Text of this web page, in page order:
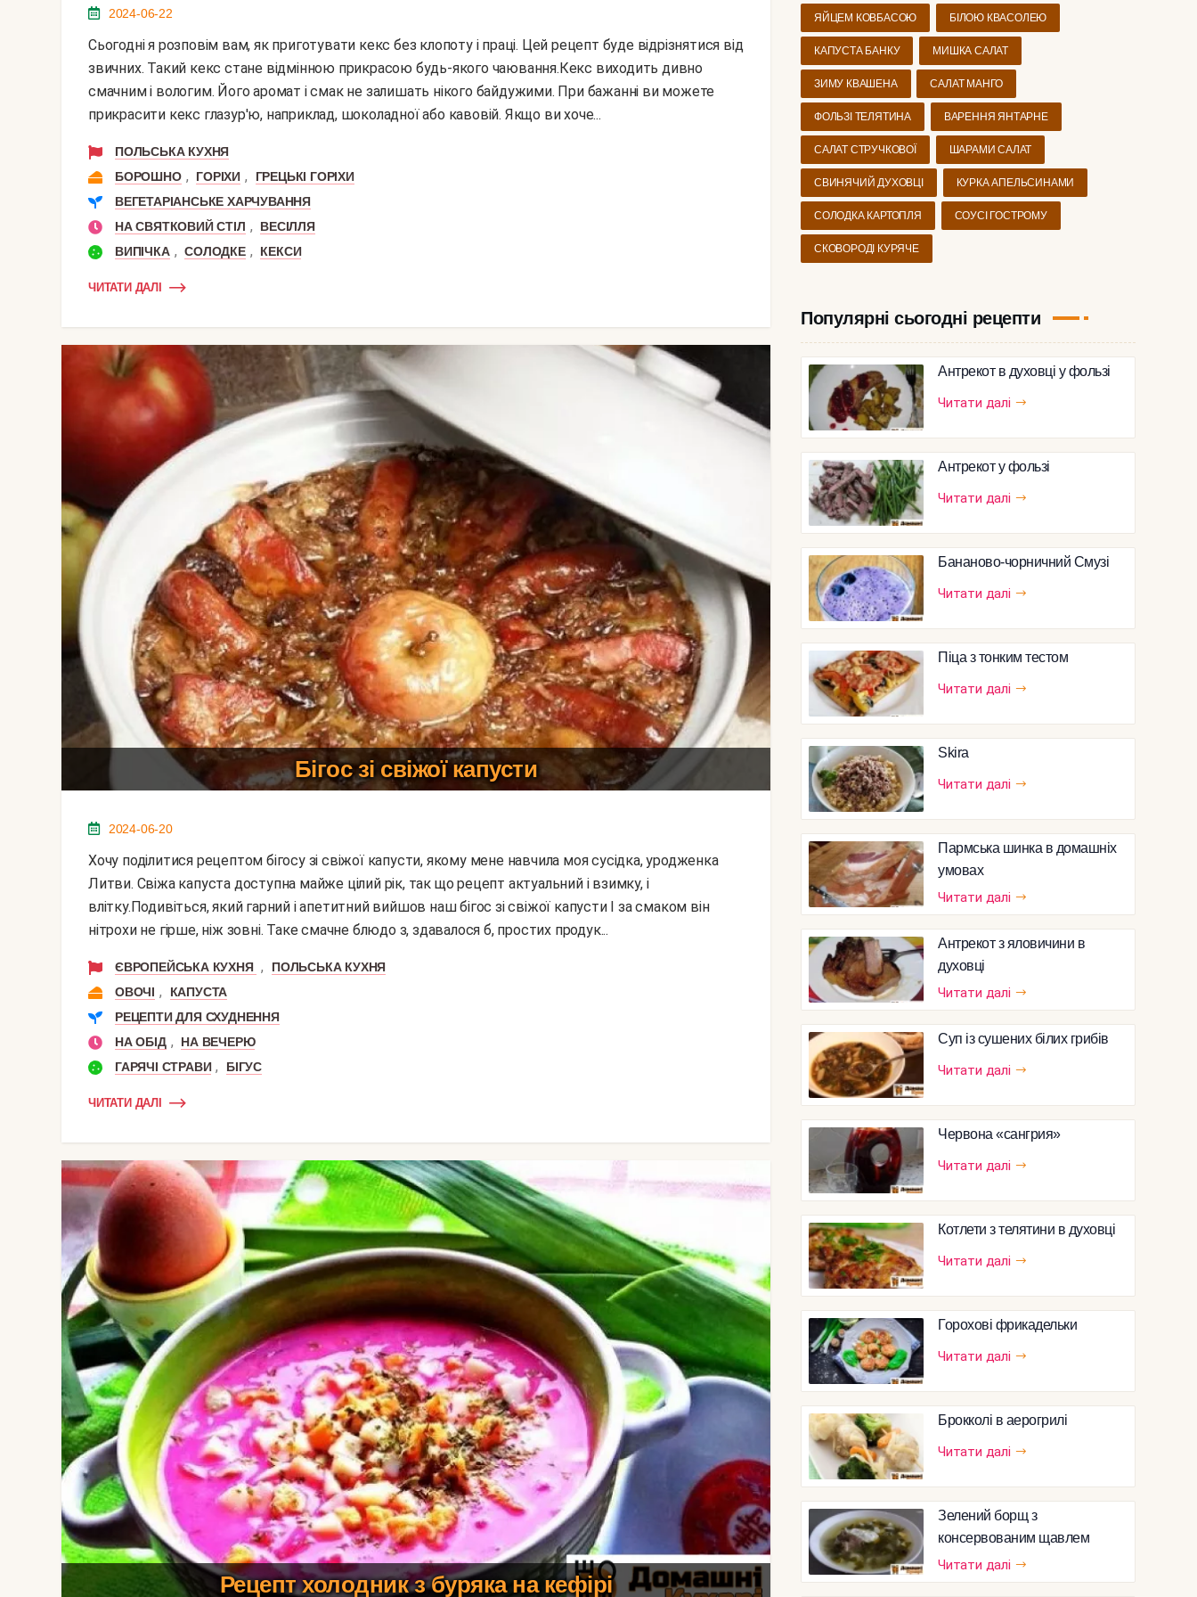
2024-06-22
Сьогодні я розповім вам, як приготувати кекс без клопоту і праці. Цей рецепт буде відрізнятися від
звичних. Такий кекс стане відмінною прикрасою будь-якого чаювання.Кекс виходить дивно
смачним і вологим. Його аромат і смак не залишать нікого байдужими. При бажанні ви можете
прикрасити кекс глазур'ю, наприклад, шоколадної або кавовій. Якщо ви хоче...
ПОЛЬСЬКА КУХНЯ
БОРОШНО , ГОРІХИ ,
ГРЕЦЬКІ ГОРІХИ
ВЕГЕТАРІАНСЬКЕ ХАРЧУВАННЯ
НА СВЯТКОВИЙ СТІЛ ,
ВЕСІЛЛЯ
ВИПІЧКА , СОЛОДКЕ , КЕКСИ
ЧИТАТИ ДАЛІ
Бігос зі свіжої капусти
2024-06-20
Хочу поділитися рецептом бігосу зі свіжої капусти, якому мене навчила моя сусідка, уродженка
Литви. Свіжа капуста доступна майже цілий рік, так що рецепт актуальний і взимку, і
влітку.Подивіться, який гарний і апетитний вийшов наш бігос зі свіжої капусти І за смаком він
нітрохи не гірше, ніж зовні. Таке смачне блюдо з, здавалося б, простих продук...
ЄВРОПЕЙСЬКА КУХНЯ ,
ПОЛЬСЬКА КУХНЯ
ОВОЧІ ,
КАПУСТА
РЕЦЕПТИ ДЛЯ СХУДНЕННЯ
НА ОБІД ,
НА ВЕЧЕРЮ
ГАРЯЧІ СТРАВИ , БІГУС
ЧИТАТИ ДАЛІ
Рецепт холодник з буряка на кефірі
ЯЙЦЕМ КОВБАСОЮ БІЛОЮ КВАСОЛЕЮ
КАПУСТА БАНКУ МИШКА САЛАТ
ЗИМУ КВАШЕНА САЛАТ МАНГО
ФОЛЬЗІ ТЕЛЯТИНА ВАРЕННЯ ЯНТАРНЕ
САЛАТ СТРУЧКОВОЇ ШАРАМИ САЛАТ
СВИНЯЧИЙ ДУХОВЦІ КУРКА АПЕЛЬСИНАМИ
СОЛОДКА КАРТОПЛЯ СОУСІ ГОСТРОМУ
СКОВОРОДІ КУРЯЧЕ
Популярні сьогодні рецепти
Антрекот в духовці у фользі
Читати далі
Антрекот у фользі
Читати далі
Бананово-чорничний Смузі
Читати далі
Піца з тонким тестом
Читати далі
Skira
Читати далі
Пармська шинка в домашніх
умовах
Читати далі
Антрекот з яловичини в
духовці
Читати далі
Суп із сушених білих грибів
Читати далі
Червона «сангрия»
Читати далі
Котлети з телятини в духовці
Читати далі
Горохові фрикадельки
Читати далі
Брокколі в аерогрилі
Читати далі
Зелений борщ з
консервованим щавлем
Читати далі